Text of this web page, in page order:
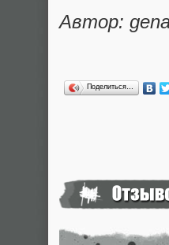
Автор:
Поделиться…